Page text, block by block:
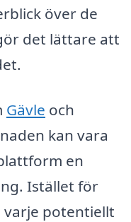
över de
det lättare att
Gävle och
kan vara
en
Istället för
varje potentiellt